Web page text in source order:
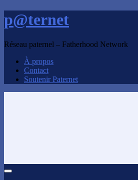
p@ternet
Réseau paternel – Fatherhood Network
À propos
Contact
Soutenir Paternet